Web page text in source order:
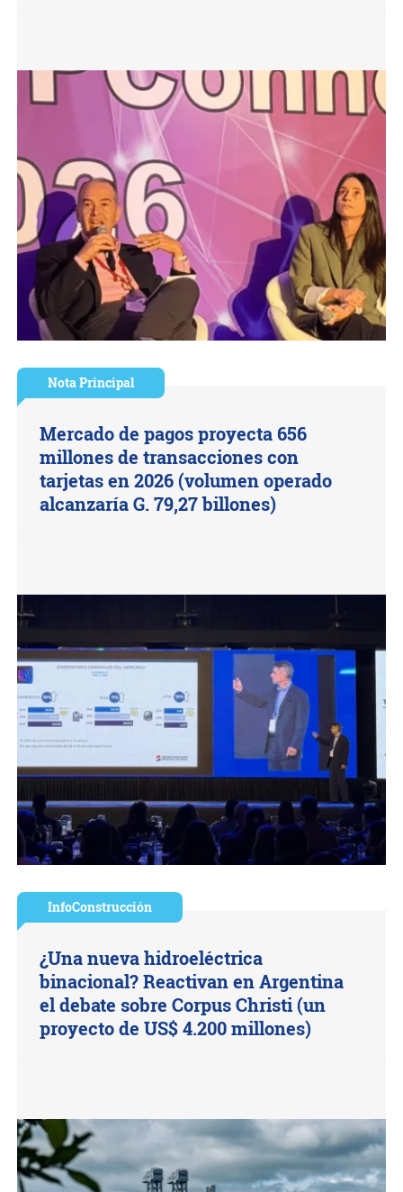
Nota Principal
Mercado de pagos proyecta 656
millones de transacciones con
tarjetas en 2026 (volumen operado
alcanzaría G. 79,27 billones)
InfoConstrucción
¿Una nueva hidroeléctrica
binacional? Reactivan en Argentina
el debate sobre Corpus Christi (un
proyecto de US$ 4.200 millones)